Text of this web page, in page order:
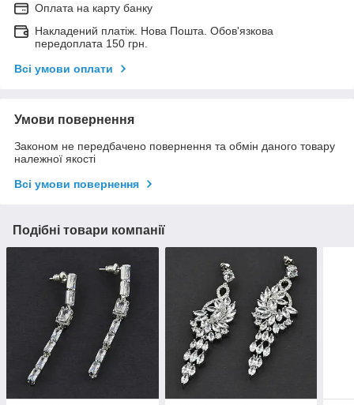
Оплата на карту банку
Накладений платіж. Нова Пошта. Обов'язкова
передоплата 150 грн.
Всі умови оплати
Умови повернення
Законом не передбачено повернення та обмін даного товару
належної якості
Всі умови повернення
Подібні товари компанії